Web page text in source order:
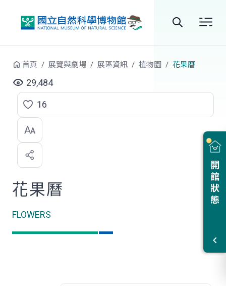
站
尋
開館狀態
首頁 展覽與劇場 展區資訊 植物園 花果曆
29,484
點
選
喜
歡
16
花果曆
FLOWERS